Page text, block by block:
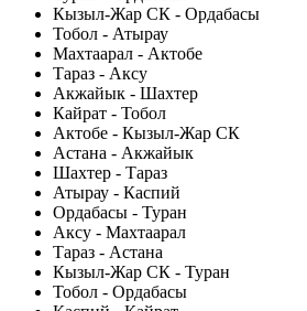
Кызыл-Жар СК - Ордабасы
Тобол - Атырау
Махтаарал - Актобе
Тараз - Аксу
Акжайык - Шахтер
Кайрат - Тобол
Актобе - Кызыл-Жар СК
Астана - Акжайык
Шахтер - Тараз
Атырау - Каспий
Ордабасы - Туран
Аксу - Махтаарал
Тараз - Астана
Кызыл-Жар СК - Туран
Тобол - Ордабасы